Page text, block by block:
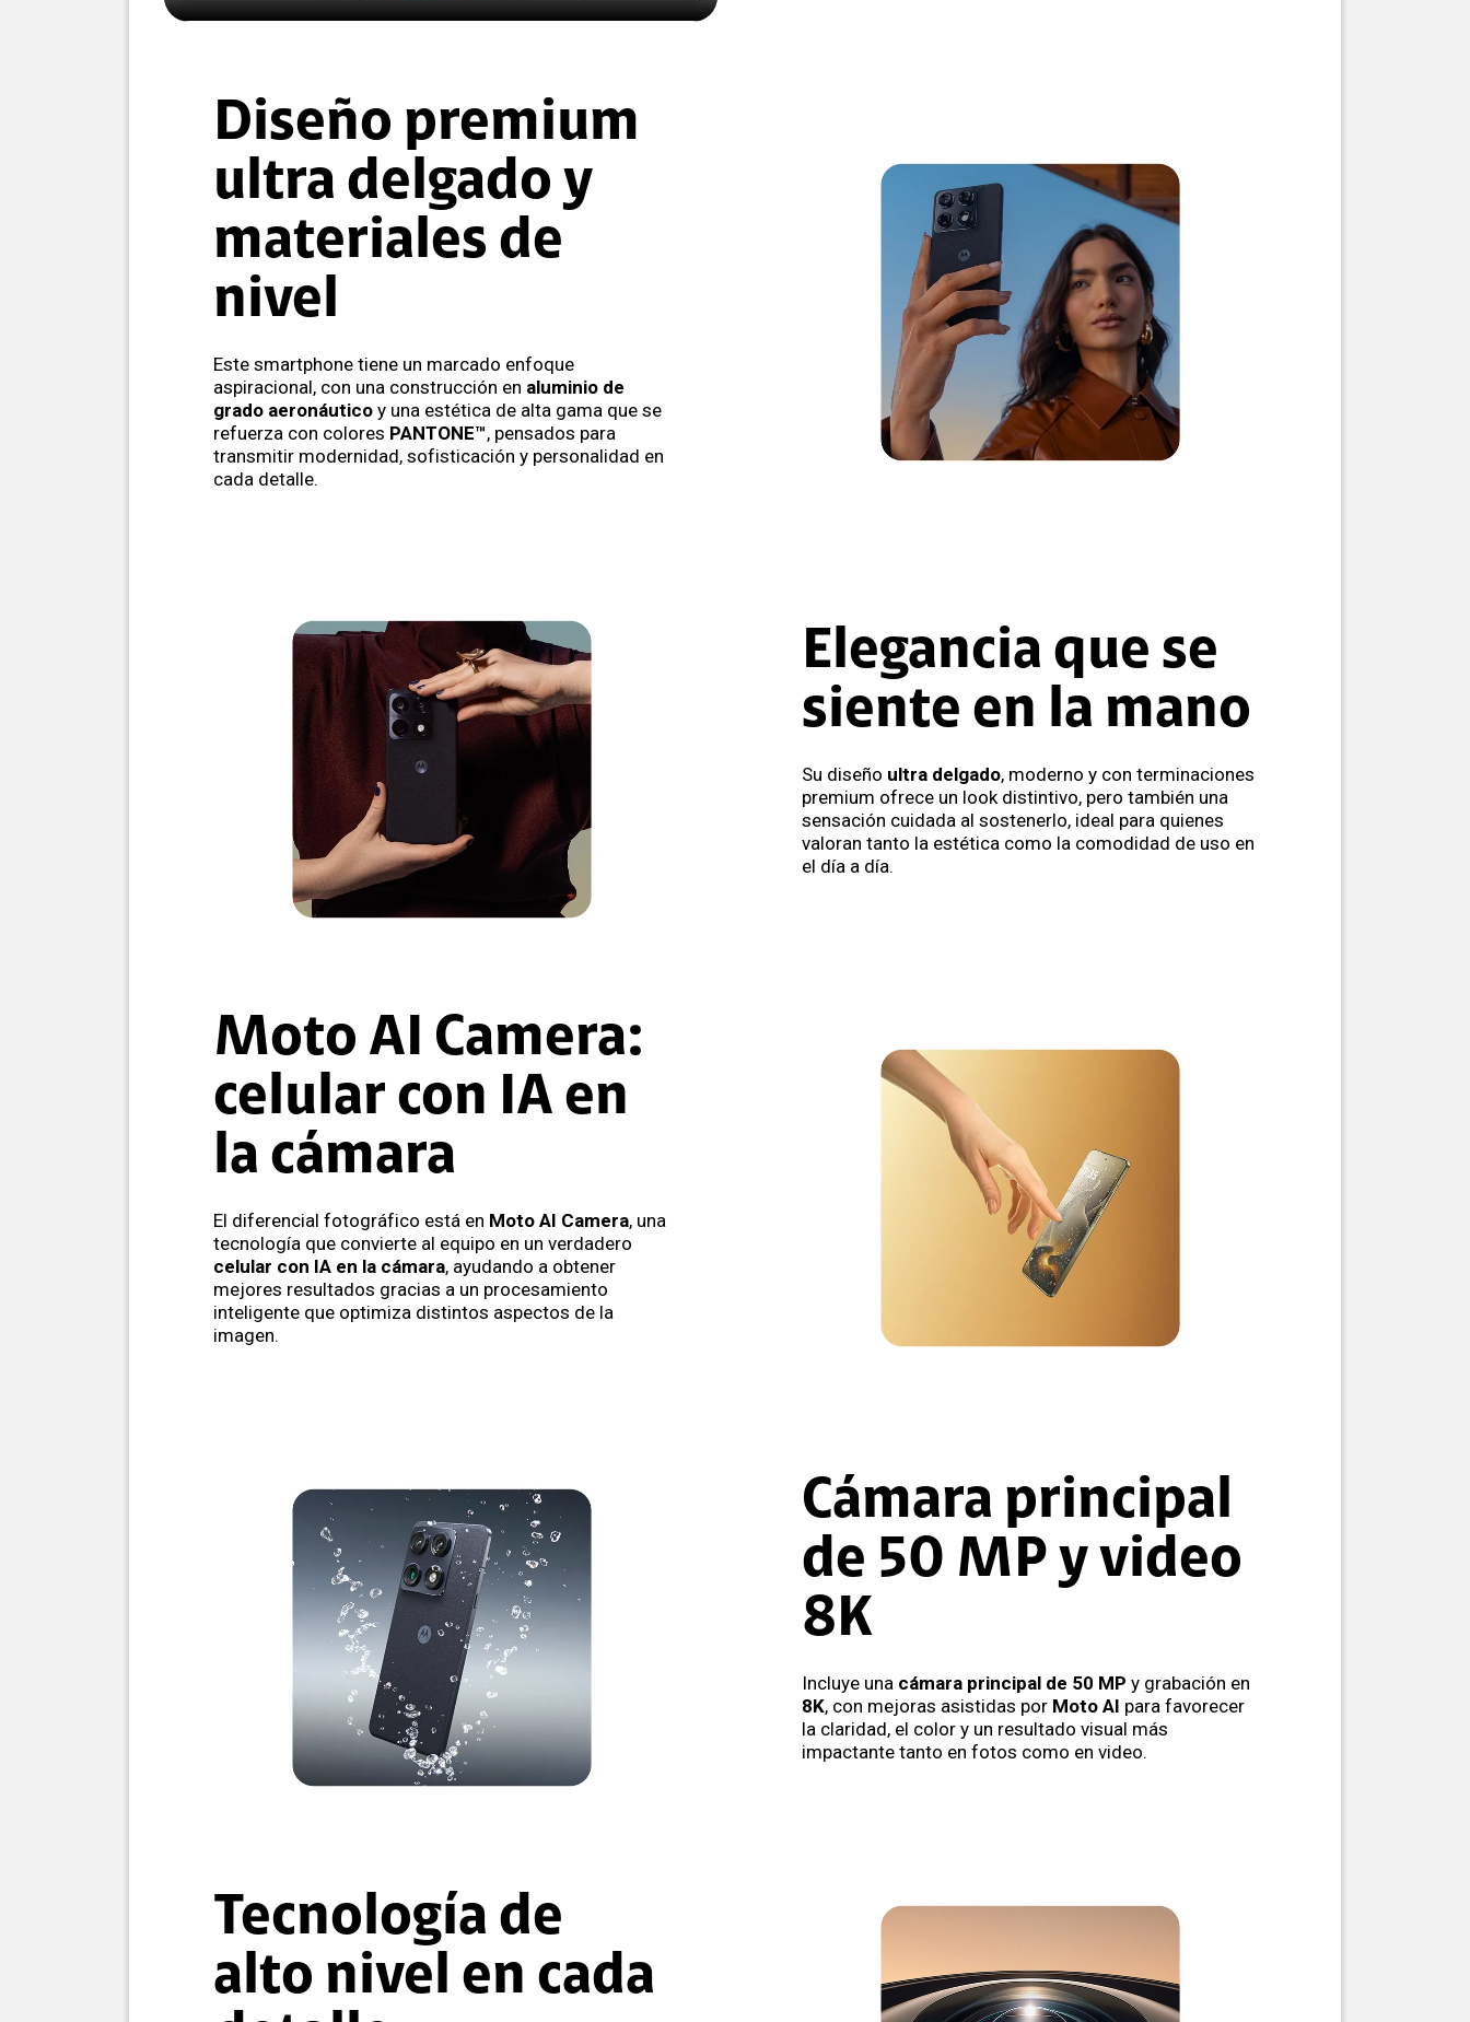
Diseño premium
ultra delgado y
materiales de
nivel
Este smartphone tiene un marcado enfoque
aspiracional, con una construcción en aluminio de
grado aeronáutico y una estética de alta gama que se
refuerza con colores PANTONE™, pensados para
transmitir modernidad, sofisticación y personalidad en
cada detalle.
Elegancia que se
siente en la mano
Su diseño ultra delgado, moderno y con terminaciones
premium ofrece un look distintivo, pero también una
sensación cuidada al sostenerlo, ideal para quienes
valoran tanto la estética como la comodidad de uso en
el día a día.
Moto AI Camera:
celular con IA en
la cámara
El diferencial fotográfico está en Moto AI Camera, una
tecnología que convierte al equipo en un verdadero
celular con IA en la cámara, ayudando a obtener
mejores resultados gracias a un procesamiento
inteligente que optimiza distintos aspectos de la
imagen.
Cámara principal
de 50 MP y video
8K
Incluye una cámara principal de 50 MP y grabación en
8K, con mejoras asistidas por Moto AI para favorecer
la claridad, el color y un resultado visual más
impactante tanto en fotos como en video.
Tecnología de
alto nivel en cada